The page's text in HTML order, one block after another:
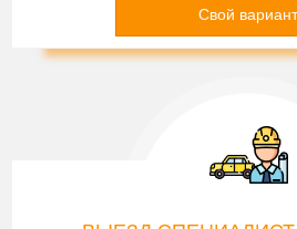
Свой вариант